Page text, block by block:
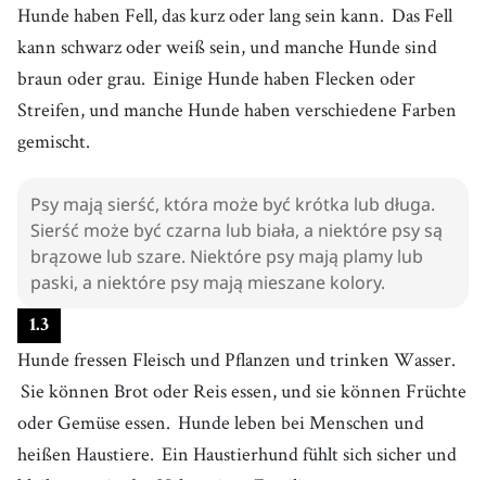
Hunde haben Fell, das kurz oder lang sein kann. Das Fell
kann schwarz oder weiß sein, und manche Hunde sind
braun oder grau. Einige Hunde haben Flecken oder
Streifen, und manche Hunde haben verschiedene Farben
gemischt.
Psy mają sierść, która może być krótka lub długa.
Sierść może być czarna lub biała, a niektóre psy są
brązowe lub szare. Niektóre psy mają plamy lub
paski, a niektóre psy mają mieszane kolory.
1.3
Hunde fressen Fleisch und Pflanzen und trinken Wasser.
Sie können Brot oder Reis essen, und sie können Früchte
oder Gemüse essen. Hunde leben bei Menschen und
heißen Haustiere. Ein Haustierhund fühlt sich sicher und